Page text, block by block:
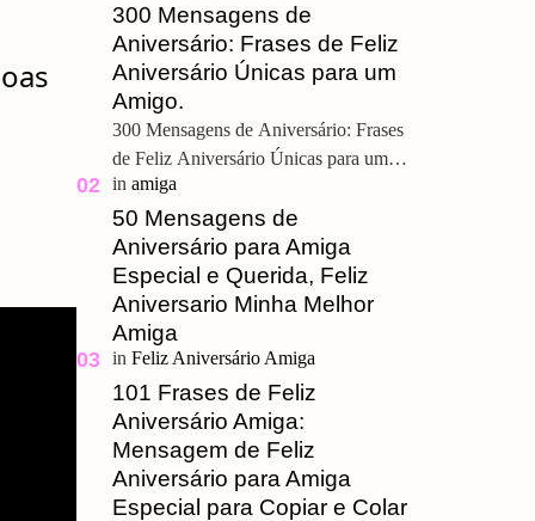
300 Mensagens de
Aniversário: Frases de Feliz
Aniversário Únicas para um
Amigo.
300 Mensagens de Aniversário: Frases
de Feliz Aniversário Únicas para um
Amigo. Feliz Aniversário Meu
Querido, u ma grande amizade é um
presente pre…
50 Mensagens de
Aniversário para Amiga
Especial e Querida, Feliz
Aniversario Minha Melhor
Amiga
101 Frases de Feliz
Aniversário Amiga:
Mensagem de Feliz
Aniversário para Amiga
Especial para Copiar e Colar